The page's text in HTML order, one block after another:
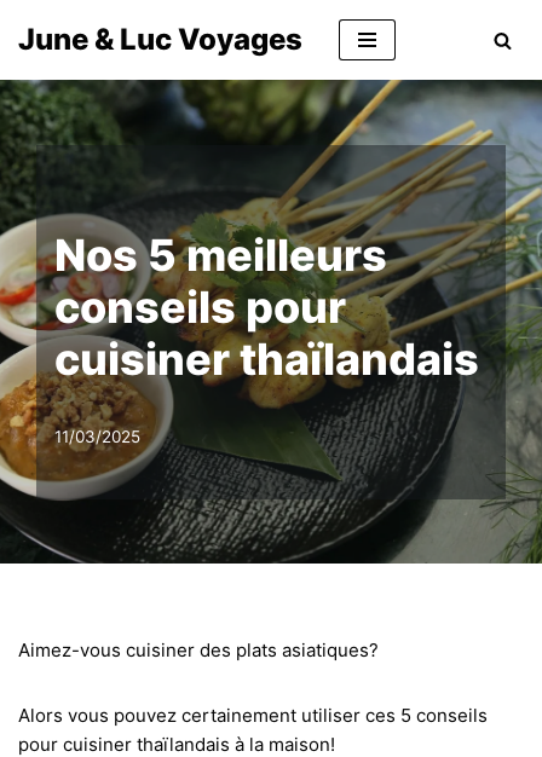
au
contenu
June & Luc Voyages
Nos 5 meilleurs
conseils pour
cuisiner thaïlandais
11/03/2025
Aimez-vous cuisiner des plats asiatiques?
Alors vous pouvez certainement utiliser ces 5 conseils
pour cuisiner thaïlandais à la maison!